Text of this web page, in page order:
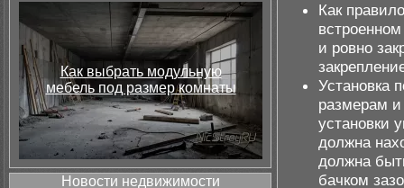
Как выбрать модульную
мебель под размер комнаты
Новости недвижимости
Как
и ровно
Установка
размерам и
установки
должна
должна
бачком